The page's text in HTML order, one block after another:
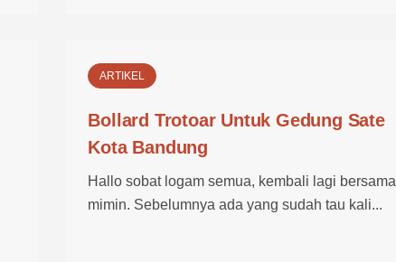
ARTIKEL
Bollard Trotoar Untuk Gedung Sate
Kota Bandung
Hallo sobat logam semua, kembali lagi bersama
mimin. Sebelumnya ada yang sudah tau kali...